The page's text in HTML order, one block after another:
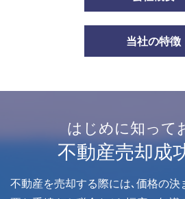
当社の特徴
はじめに知って
不動産売却成
不動産を売却する際には､価格の決